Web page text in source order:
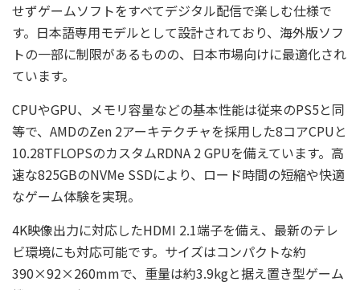
せずゲームソフトをすべてデジタル配信で楽しむ仕様で
す。日本語専用モデルとして設計されており、海外版ソフ
トの一部に制限があるものの、日本市場向けに最適化され
ています。
CPUやGPU、メモリ容量などの基本性能は従来のPS5と同
等で、AMDのZen 2アーキテクチャを採用した8コアCPUと
10.28TFLOPSのカスタムRDNA 2 GPUを備えています。高
速な825GBのNVMe SSDにより、ロード時間の短縮や快適
なゲーム体験を実現。
4K映像出力に対応したHDMI 2.1端子を備え、最新のテレ
ビ環境にも対応可能です。サイズはコンパクトな約
390×92×260mmで、重量は約3.9kgと据え置き型ゲーム